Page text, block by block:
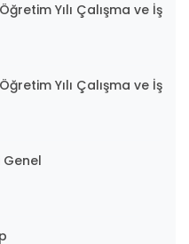
Yılı Çalışma ve İş
Yılı Çalışma ve İş
Genel